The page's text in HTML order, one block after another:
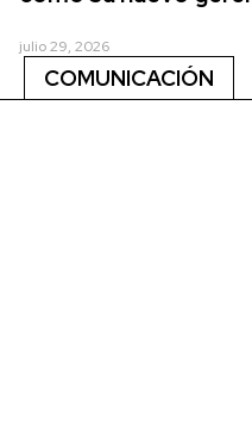
julio 29, 2026
COMUNICACIÓN